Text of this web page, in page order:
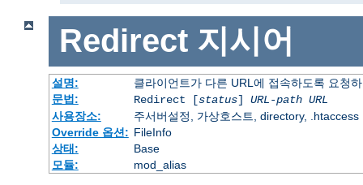
Redirect 지시어
설명:
클라이언트가 다른 URL에 접속하도록 요청
문법:
Redirect [status] URL-path URL
사용장소:
주서버설정, 가상호스트, directory, .htaccess
Override 옵션: FileInfo
상태:
Base
모듈:
mod_alias